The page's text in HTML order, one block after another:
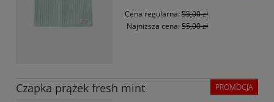
Cena regularna:55,00 zł
Najniższa cena:55,00 zł
Czapka prążek fresh mint PROMOCJA